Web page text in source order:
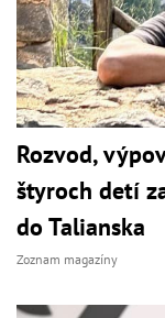
Rozvod,
štyroch detí
do Talianska
Zoznam magazíny